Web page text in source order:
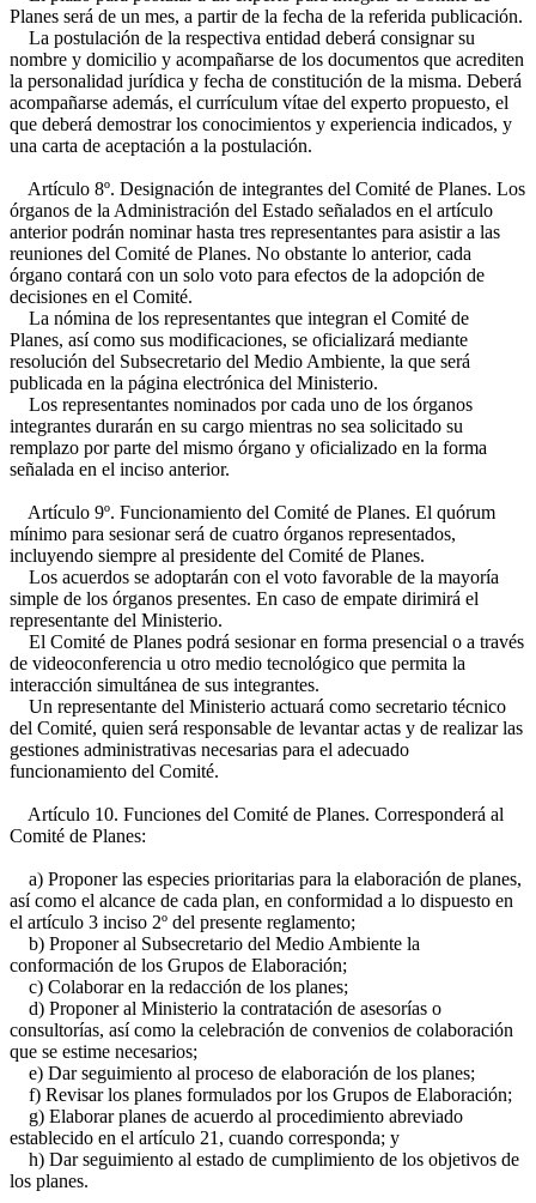
Planes será de un mes, a partir de la fecha de la referida publicación.
La postulación de la respectiva entidad deberá consignar su
nombre y domicilio y acompañarse de los documentos que acrediten
la personalidad jurídica y fecha de constitución de la misma. Deberá
acompañarse además, el currículum vítae del experto propuesto, el
que deberá demostrar los conocimientos y experiencia indicados, y
una carta de aceptación a la postulación.
Artículo 8º. Designación de integrantes del Comité de Planes. Los
órganos de la Administración del Estado señalados en el artículo
anterior podrán nominar hasta tres representantes para asistir a las
reuniones del Comité de Planes. No obstante lo anterior, cada
órgano contará con un solo voto para efectos de la adopción de
decisiones en el Comité.
La nómina de los representantes que integran el Comité de
Planes, así como sus modificaciones, se oficializará mediante
resolución del Subsecretario del Medio Ambiente, la que será
publicada en la página electrónica del Ministerio.
Los representantes nominados por cada uno de los órganos
integrantes durarán en su cargo mientras no sea solicitado su
remplazo por parte del mismo órgano y oficializado en la forma
señalada en el inciso anterior.
Artículo 9º. Funcionamiento del Comité de Planes. El quórum
mínimo para sesionar será de cuatro órganos representados,
incluyendo siempre al presidente del Comité de Planes.
Los acuerdos se adoptarán con el voto favorable de la mayoría
simple de los órganos presentes. En caso de empate dirimirá el
representante del Ministerio.
El Comité de Planes podrá sesionar en forma presencial o a través
de videoconferencia u otro medio tecnológico que permita la
interacción simultánea de sus integrantes.
Un representante del Ministerio actuará como secretario técnico
del Comité, quien será responsable de levantar actas y de realizar las
gestiones administrativas necesarias para el adecuado
funcionamiento del Comité.
Artículo 10. Funciones del Comité de Planes. Corresponderá al
Comité de Planes:
a) Proponer las especies prioritarias para la elaboración de planes,
así como el alcance de cada plan, en conformidad a lo dispuesto en
el artículo 3 inciso 2º del presente reglamento;
b) Proponer al Subsecretario del Medio Ambiente la
conformación de los Grupos de Elaboración;
c) Colaborar en la redacción de los planes;
d) Proponer al Ministerio la contratación de asesorías o
consultorías, así como la celebración de convenios de colaboración
que se estime necesarios;
e) Dar seguimiento al proceso de elaboración de los planes;
f) Revisar los planes formulados por los Grupos de Elaboración;
g) Elaborar planes de acuerdo al procedimiento abreviado
establecido en el artículo 21, cuando corresponda; y
h) Dar seguimiento al estado de cumplimiento de los objetivos de
los planes.